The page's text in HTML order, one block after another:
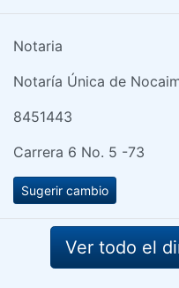
Notaria
Notaría Única de
8451443
Carrera 6 No. 5 -73
Sugerir cambio
Ver todo el